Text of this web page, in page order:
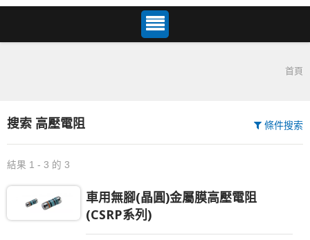
首頁
搜索 高壓電阻 條件搜索
結果 1 - 3 的 3
車用無腳(晶圓)金屬膜高壓電阻
(CSRP系列)